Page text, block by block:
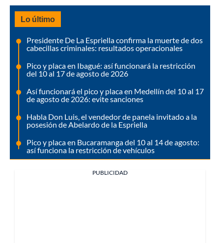
Lo último
Presidente De La Espriella confirma la muerte de dos
cabecillas criminales: resultados operacionales
Pico y placa en Ibagué: así funcionará la restricción
del 10 al 17 de agosto de 2026
Así funcionará el pico y placa en Medellín del 10 al 17
de agosto de 2026: evite sanciones
Habla Don Luis, el vendedor de panela invitado a la
posesión de Abelardo de la Espriella
Pico y placa en Bucaramanga del 10 al 14 de agosto:
así funciona la restricción de vehículos
PUBLICIDAD